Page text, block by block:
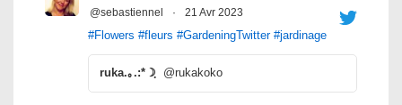
@sebastiennel · 21 Avr 2023
#Flowers #fleurs #GardeningTwitter #jardinage
ruka.｡.:*☽ฺ @rukakoko